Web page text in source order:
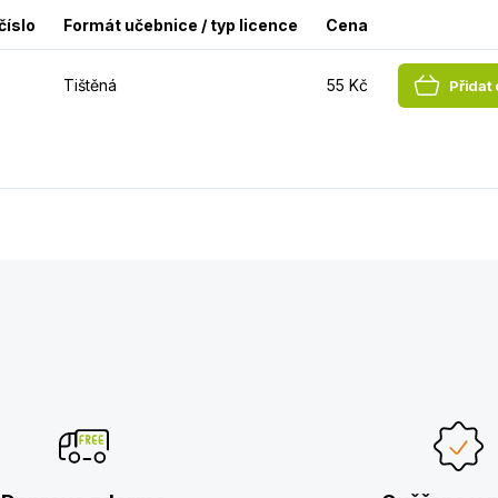
Formát učebnice / typ licence Cena
Tištěná 55 Kč Přidat